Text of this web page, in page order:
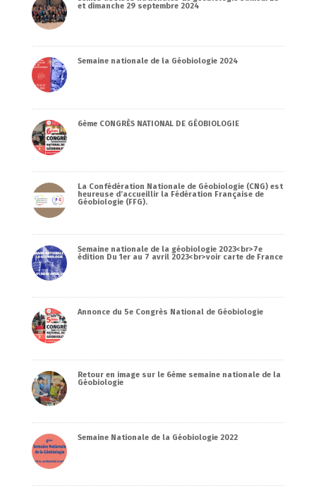
et dimanche 29 septembre 2024
Semaine nationale de la Géobiologie 2024
6ème CONGRÈS NATIONAL DE GÉOBIOLOGIE
La Confédération Nationale de Géobiologie (CNG) est
heureuse d’accueillir la Fédération Française de
Géobiologie (FFG).
Semaine nationale de la géobiologie 2023<br>7e
édition Du 1er au 7 avril 2023<br>voir carte de France
Annonce du 5e Congrès National de Géobiologie
Retour en image sur le 6ème semaine nationale de la
Géobiologie
Semaine Nationale de la Géobiologie 2022